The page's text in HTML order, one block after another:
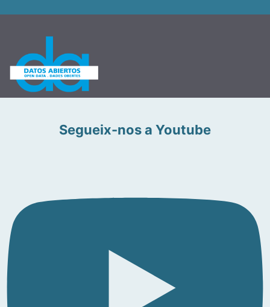
Segueix-nos a Youtube